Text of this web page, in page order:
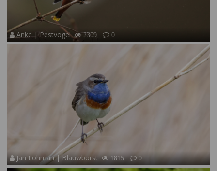
Anke | Pestvogel 2309 0
Jan Lohman | Blauwborst 1815 0